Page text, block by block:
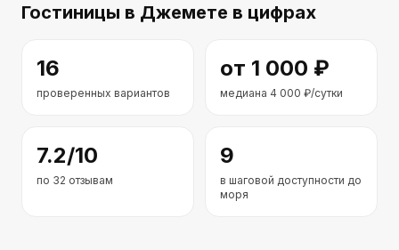
Гостиницы в Джемете в цифрах
16
проверенных вариантов
от 1 000 ₽
медиана 4 000 ₽/сутки
7.2/10
по 32 отзывам
9
в шаговой доступности до
моря